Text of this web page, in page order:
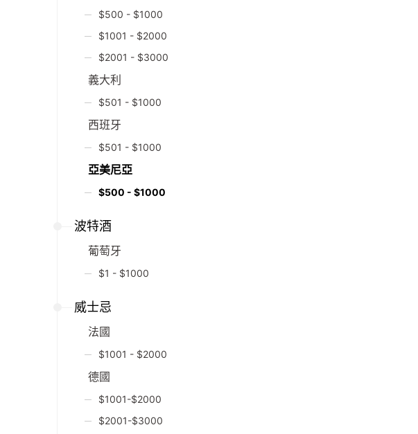
$500 - $1000
$1001 - $2000
$2001 - $3000
義大利
$501 - $1000
西班牙
$501 - $1000
亞美尼亞
$500 - $1000
波特酒
葡萄牙
$1 - $1000
威士忌
法國
$1001 - $2000
德國
$1001-$2000
$2001-$3000